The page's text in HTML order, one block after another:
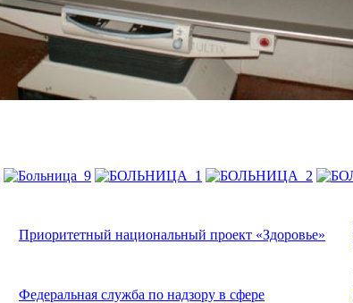
Приоритетный национальный проект «Здоровье»
Федеральная служба по надзору в сфере